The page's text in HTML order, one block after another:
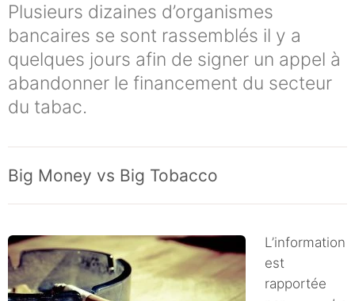
Plusieurs dizaines d’organismes
bancaires se sont rassemblés il y a
quelques jours afin de signer un appel à
abandonner le financement du secteur
du tabac.
Big Money vs Big Tobacco
L’information
est
rapportée